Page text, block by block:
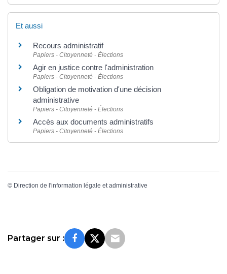
Et aussi
Recours administratif
Papiers - Citoyenneté - Élections
Agir en justice contre l'administration
Papiers - Citoyenneté - Élections
Obligation de motivation d'une décision
administrative
Papiers - Citoyenneté - Élections
Accès aux documents administratifs
Papiers - Citoyenneté - Élections
© Direction de l'information légale et administrative
Partager sur :